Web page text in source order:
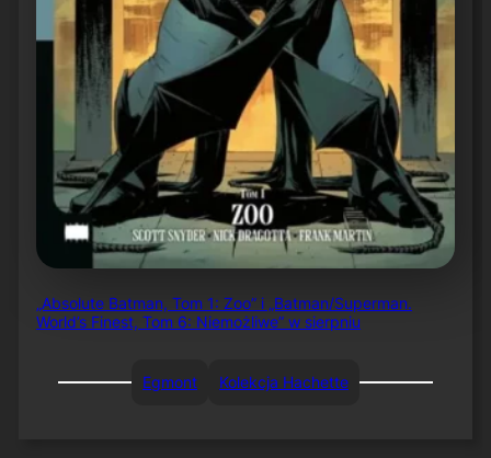
„Absolute Batman, Tom 1: Zoo” i „Batman/Superman.
World’s Finest, Tom 6: Niemożliwe” w sierpniu
Egmont Kolekcja Hachette